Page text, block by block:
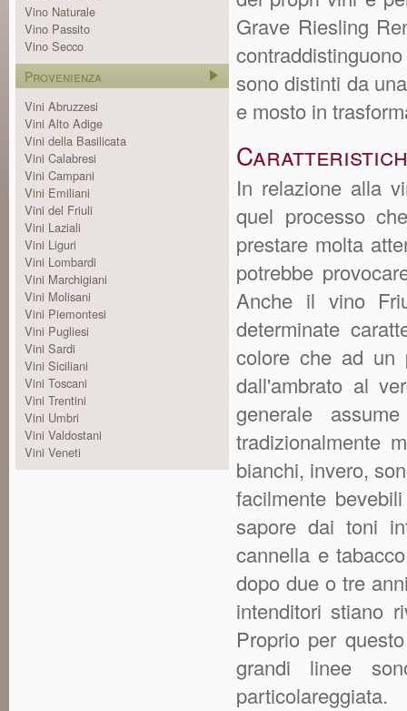
Vino Naturale
Vino Passito
Vino Secco
Provenienza
Vini Abruzzesi
Vini Alto Adige
Vini della Basilicata
Vini Calabresi
Vini Campani
Vini Emiliani
Vini del Friuli
Vini Laziali
Vini Liguri
Vini Lombardi
Vini Marchigiani
Vini Molisani
Vini Piemontesi
Vini Pugliesi
Vini Sardi
Vini Siciliani
Vini Toscani
Vini Trentini
Vini Umbri
Vini Valdostani
Vini Veneti
Grave Riesling
sono distinti da
e mosto in
In relazione alla
quel processo
prestare molta
potrebbe
Anche il vino
determinate
colore che ad un
dall'ambrato al
generale
tradizionalmente
bianchi, invero,
facilmente
sapore dai toni
cannella e
dopo due o tre
intenditori stiano
Proprio per
grandi linee
particolareggiata.